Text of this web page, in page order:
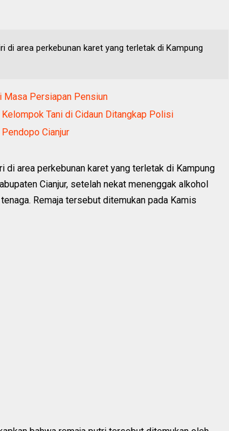
di area perkebunan karet yang terletak di Kampung
Masa Persiapan Pensiun
Tani di Cidaun Ditangkap Polisi
Cianjur
di area perkebunan karet yang terletak di Kampung
Cianjur, setelah nekat menenggak alkohol
Remaja tersebut ditemukan pada Kamis